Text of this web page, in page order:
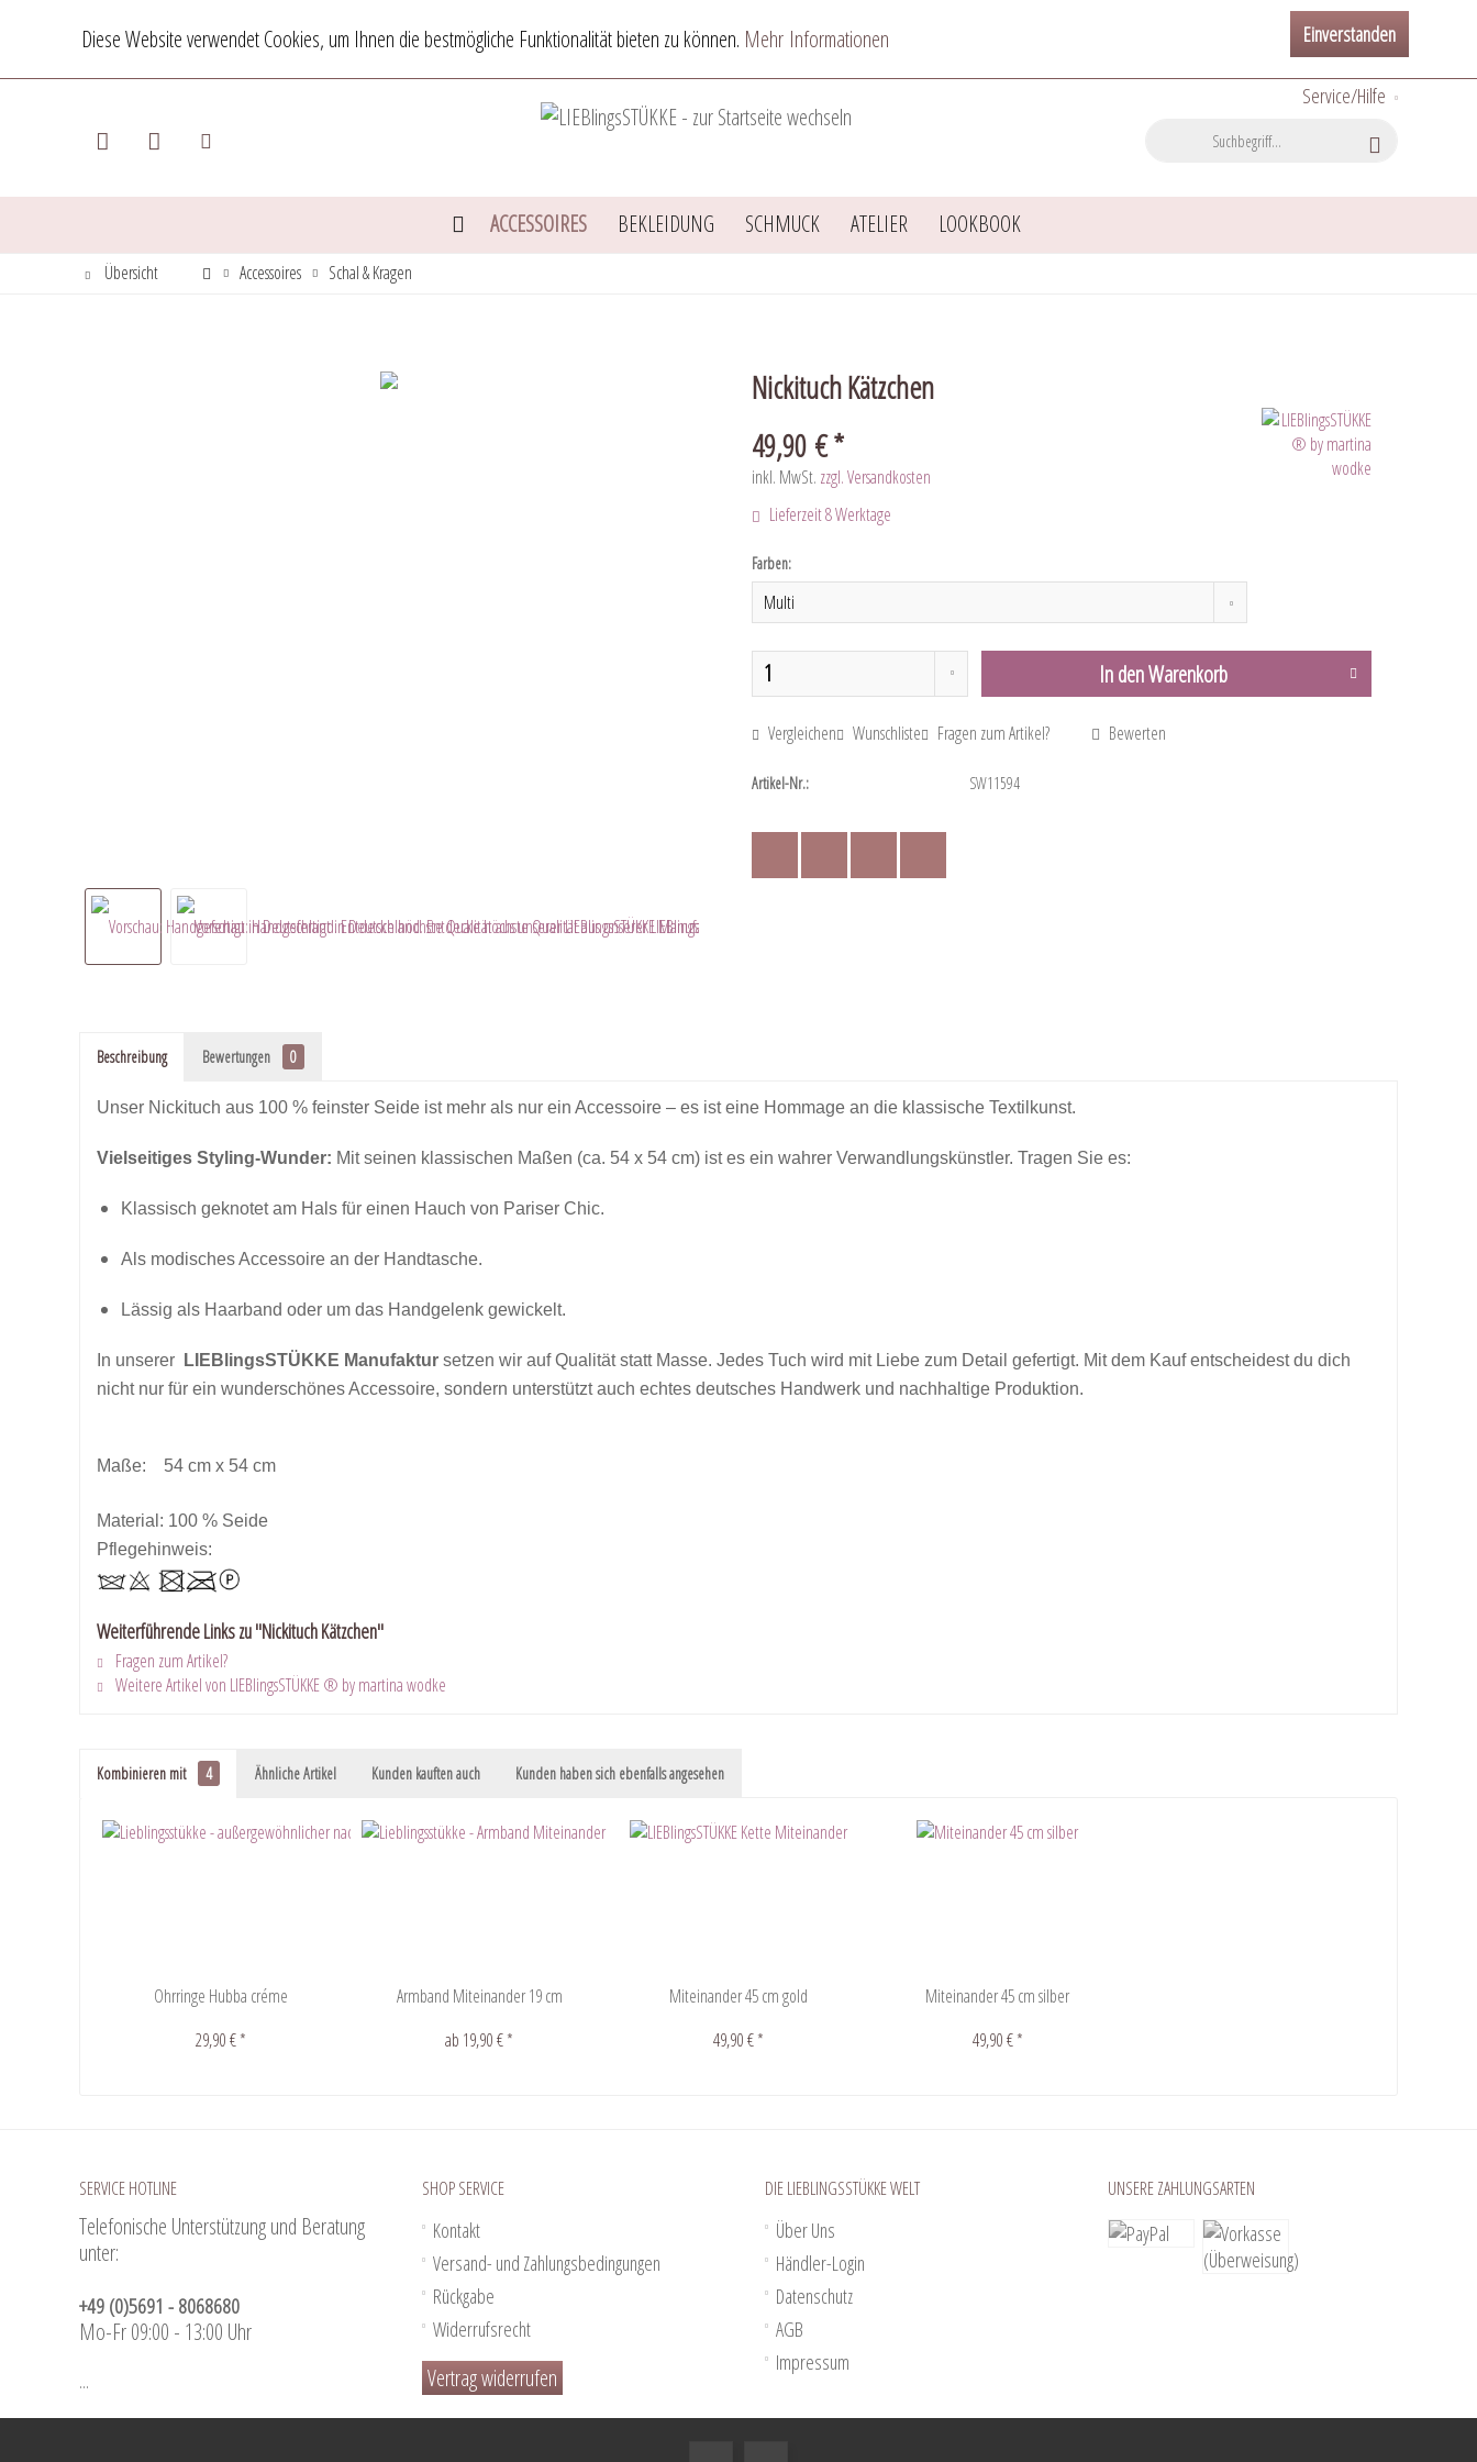
Diese Website verwendet Cookies, um Ihnen die bestmögliche Funktionalität bieten zu können. Mehr Informationen Einverstanden
Service/Hilfe
ACCESSOIRES BEKLEIDUNG SCHMUCK ATELIER LOOKBOOK
Übersicht Accessoires Schal & Kragen
Nickituch Kätzchen
49,90 € *
inkl. MwSt. zzgl. Versandkosten
Lieferzeit 8 Werktage
Farben:
In denWarenkorb
Vergleichen Wunschliste Fragen zum Artikel? Bewerten
Artikel-Nr.: SW11594
Beschreibung Bewertungen 0
Unser Nickituch aus 100 % feinster Seide ist mehr als nur ein Accessoire – es ist eine Hommage an die klassische Textilkunst.
Vielseitiges Styling-Wunder: Mit seinen klassischen Maßen (ca. 54 x 54 cm) ist es ein wahrer Verwandlungskünstler. Tragen Sie es:
Klassisch geknotet am Hals für einen Hauch von Pariser Chic.
Als modisches Accessoire an der Handtasche.
Lässig als Haarband oder um das Handgelenk gewickelt.
In unserer LIEBlingsSTÜKKE Manufaktur setzen wir auf Qualität statt Masse. Jedes Tuch wird mit Liebe zum Detail gefertigt. Mit dem Kauf entscheidest du dich
nicht nur für ein wunderschönes Accessoire, sondern unterstützt auch echtes deutsches Handwerk und nachhaltige Produktion.
Maße: 54 cm x 54 cm
Material: 100 % Seide
Pflegehinweis:
Weiterführende Links zu "Nickituch Kätzchen"
Fragen zum Artikel?
Weitere Artikel von LIEBlingsSTÜKKE ® by martina wodke
Kombinieren mit 4 Ähnliche Artikel Kunden kauften auch Kunden haben sich ebenfalls angesehen
Ohrringe Hubba créme
29,90 € *
Armband Miteinander 19 cm
ab 19,90 € *
Miteinander 45 cm gold
49,90 € *
Miteinander 45 cm silber
49,90 € *
SERVICE HOTLINE
Telefonische Unterstützung und Beratung
unter:
+49 (0)5691 - 8068680
Mo-Fr 09:00 - 13:00 Uhr
...
SHOP SERVICE
Kontakt
Versand- und Zahlungsbedingungen
Rückgabe
Widerrufsrecht
Vertrag widerrufen
DIE LIEBLINGSSTÜKKE WELT
Über Uns
Händler-Login
Datenschutz
AGB
Impressum
UNSERE ZAHLUNGSARTEN